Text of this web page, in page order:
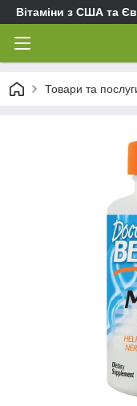
Вітаміни з США та
Товари та